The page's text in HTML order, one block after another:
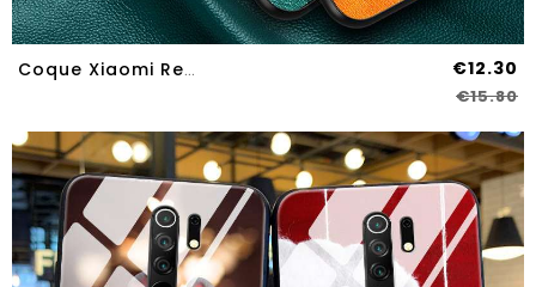
Coque Xiaomi Redmi 9 Tendance Légère Téléphone Portable Délavé En Daim Ultra Fluide Doux Petit Orang €12.30
€15.80